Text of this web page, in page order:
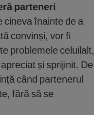
parteneri
cineva înainte de a
convinși, vor fi
problemele celuilalt,
și sprijinit. De
când partenerul
fără să se